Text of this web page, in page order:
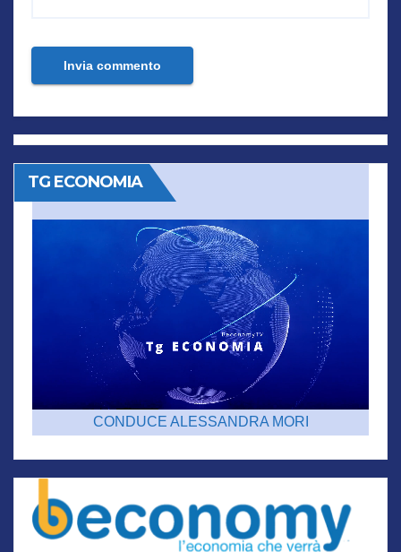
TG ECONOMIA
CONDUCE ALESSANDRA MORI